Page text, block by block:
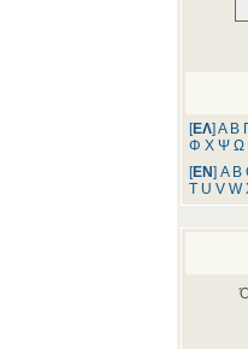
[ΕΛ] Α Β
Φ Χ Ψ Ω
[ΕΝ] A B
T U V W